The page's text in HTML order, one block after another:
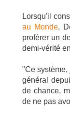
Lorsqu'il
au Monde,
proférer un
demi-vérité
"Ce
général
de chance,
de ne pas